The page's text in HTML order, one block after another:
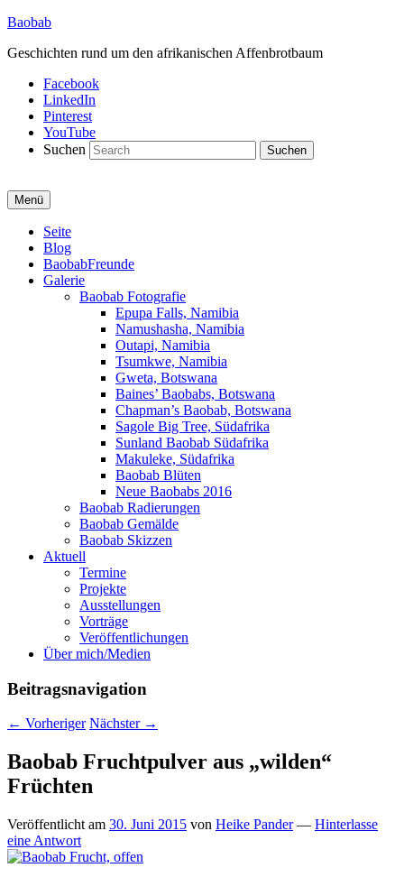
Baobab
Geschichten rund um den afrikanischen Affenbrotbaum
Facebook
LinkedIn
Pinterest
YouTube
Suchen
Menü
Primäres
Menü
Seite
Blog
BaobabFreunde
Galerie
Baobab Fotografie
Epupa Falls, Namibia
Namushasha, Namibia
Outapi, Namibia
Tsumkwe, Namibia
Gweta, Botswana
Baines’ Baobabs, Botswana
Chapman’s Baobab, Botswana
Sagole Big Tree, Südafrika
Sunland Baobab Südafrika
Makuleke, Südafrika
Baobab Blüten
Neue Baobabs 2016
Baobab Radierungen
Baobab Gemälde
Baobab Skizzen
Aktuell
Termine
Projekte
Ausstellungen
Vorträge
Veröffentlichungen
Über mich/Medien
Beitragsnavigation
← Vorheriger Nächster →
Baobab Fruchtpulver aus „wilden“
Früchten
Veröffentlicht am 30. Juni 2015 von Heike Pander — Hinterlasse
eine Antwort